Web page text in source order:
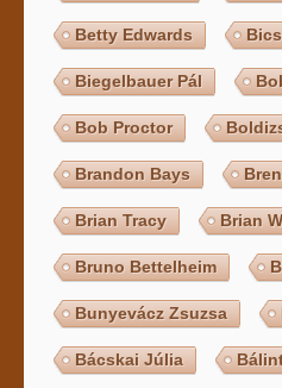
Betty Edwards
Biegelbauer Pál
Bob Proctor
Brandon Bays
Brian Tracy Brian
Bruno Bettelheim
Bunyevácz Zsuzsa
Bácskai Júlia